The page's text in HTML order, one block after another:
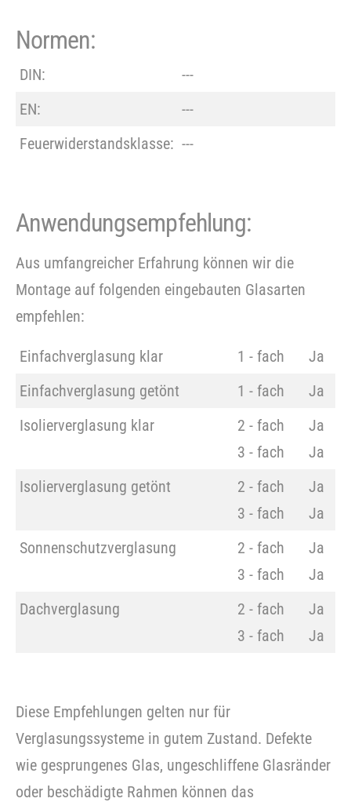
Normen:
DIN:
---
EN:
---
Feuerwiderstandsklasse: ---
Anwendungsempfehlung:
Aus umfangreicher Erfahrung können wir die
Montage auf folgenden eingebauten Glasarten
empfehlen:
Einfachverglasung klar 1 - fach
Ja
Einfachverglasung getönt
1 - fach
Ja
Isolierverglasung klar
2 - fach
3 - fach
Ja
Ja
Isolierverglasung getönt
2 - fach
3 - fach
Ja
Ja
Sonnenschutzverglasung
2 - fach
3 - fach
Ja
Ja
Dachverglasung
2 - fach
3 - fach
Ja
Ja
Diese Empfehlungen gelten nur für
Verglasungssysteme in gutem Zustand. Defekte
wie gesprungenes Glas, ungeschliffene Glasränder
oder beschädigte Rahmen können das